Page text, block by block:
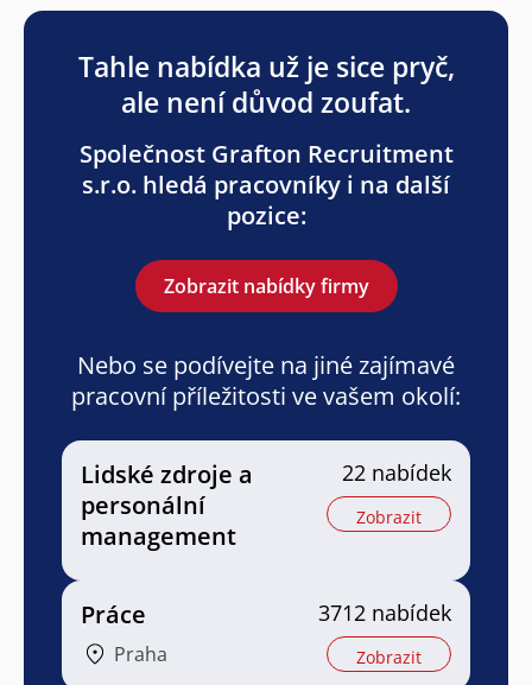
Tahle nabídka už je sice pryč,
ale není důvod zoufat.
Společnost Grafton Recruitment
s.r.o. hledá pracovníky i na další
pozice:
Zobrazit nabídky firmy
Nebo se podívejte na jiné zajímavé
pracovní příležitosti ve vašem okolí:
Lidské zdroje a
personální
management
22 nabídek
Zobrazit
Práce
Praha
3712 nabídek
Zobrazit